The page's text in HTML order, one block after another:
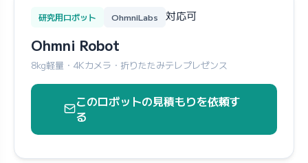
研究用ロボット OhmniLabs 対応可
Ohmni Robot
8kg軽量・4Kカメラ・折りたたみテレプレゼンス
このロボットの見積もりを依頼す
る